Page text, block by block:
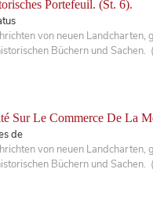
Portefeuil. (St. 6).
von neuen Landcharten,
Büchern und
Sur Le Commerce De La
de
von neuen Landcharten,
Büchern und